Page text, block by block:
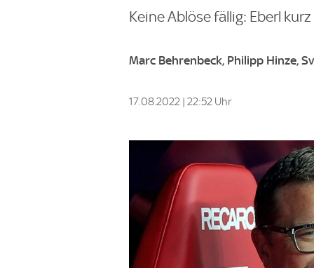
Keine Ablöse fällig: Eberl
Marc Behrenbeck, Philipp Hinze,
17.08.2022 | 22:52 Uhr